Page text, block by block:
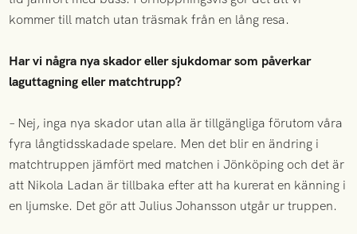
kommer till match utan träsmak från en lång resa.
Har vi några nya skador eller sjukdomar som påverkar
laguttagning eller matchtrupp?
– Nej, inga nya skador utan alla är tillgängliga förutom våra
fyra långtidsskadade spelare. Men det blir en ändring i
matchtruppen jämfört med matchen i Jönköping och det är
att Nikola Ladan är tillbaka efter att ha kurerat en känning i
en ljumske. Det gör att Julius Johansson utgår ur truppen.